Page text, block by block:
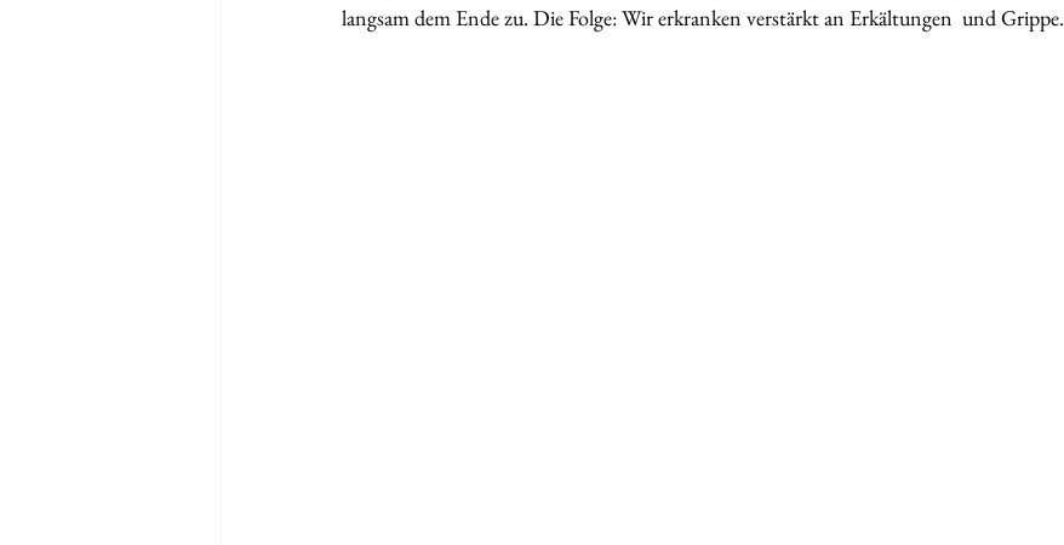
langsam dem Ende zu. Die Folge: Wir erkranken verstärkt an Erkältungen  und Grippe.